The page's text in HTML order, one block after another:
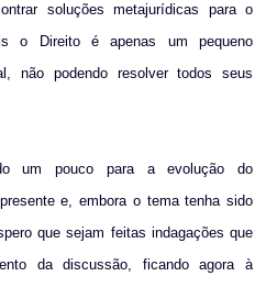
soluções metajurídicas para o
o Direito é apenas um pequeno
não podendo resolver todos seus
um pouco para a evolução do
e, embora o tema tenha sido
que sejam feitas indagações que
da discussão, ficando agora à